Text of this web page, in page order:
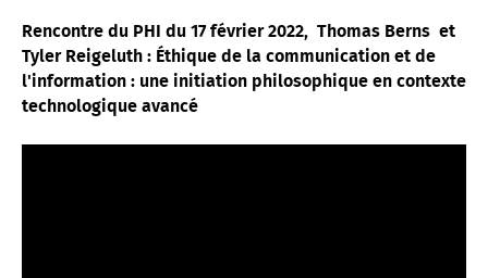
Rencontre du PHI du 17 février 2022, Thomas Berns et
Tyler Reigeluth : Éthique de la communication et de
l'information : une initiation philosophique en contexte
technologique avancé